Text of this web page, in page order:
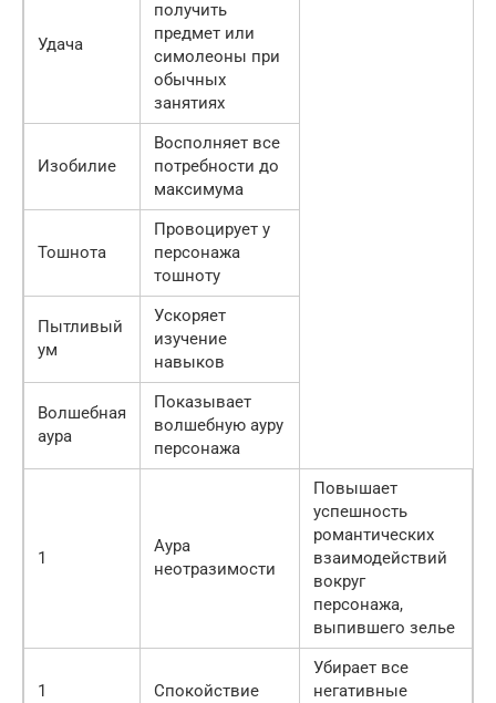
Удача
получить
предмет или
симолеоны при
обычных
занятиях
Изобилие
Восполняет все
потребности до
максимума
Тошнота
Провоцирует у
персонажа
тошноту
Пытливый
ум
Ускоряет
изучение
навыков
Волшебная
аура
Показывает
волшебную ауру
персонажа
1
Аура
неотразимости
Повышает
успешность
романтических
взаимодействий
вокруг
персонажа,
выпившего зелье
1 Спокойствие
Убирает все
негативные